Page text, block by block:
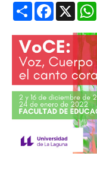
Compartir
Facebook
X